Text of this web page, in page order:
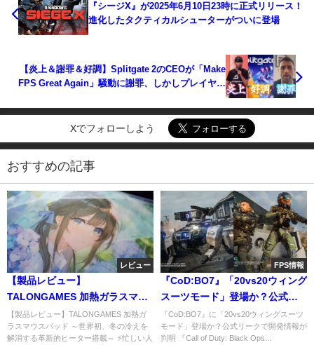
『シージX』が2025年6月10日23時に正式リリース！
進化したタクティカルシューターがついに登場
【炎上＆謝罪＆好調】Splitgate 2のCEOが「Make
FPS Great Again」騒動に謝罪、しかしプレイヤー
Xでフォローしよう
おすすめの記事
レビュー
【製品レビュー】
TALONGAMES 加熱ガラスマウ
スパッド
【製品レビュー】TALONGAMES 加熱ガ
ラスマウスパッド ～世界初、冬の冷えを
解消する革新的ヒーター搭載～ ⚡忙しい人
FPS情報
『CoD:BO7』「20vs20ウィング
スーツモード」登場か？公式リ
ークで開発情報が判明
『CoD:BO7』に「20vs20ウィングスーツ
モード」登場か？公式リークで開発情報が
判明 『Call of Duty: Black Ops...